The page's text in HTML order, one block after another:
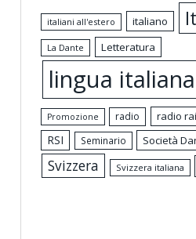
italiani all'estero italiano
La Dante Letteratura
lingua italiana
Promozione radio radio rai
RSI
Seminario Società
Svizzera Svizzera italiana